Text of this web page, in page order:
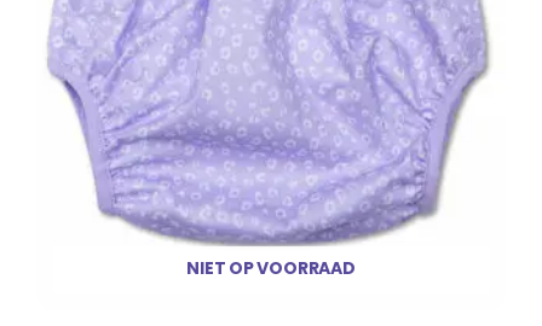
NIET OP VOORRAAD